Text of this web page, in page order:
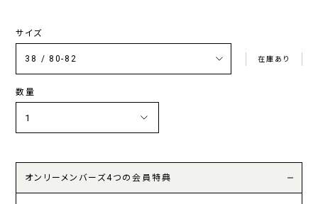
サイズ
在庫あり
数量
オンリーメンバーズ4つの会員特典